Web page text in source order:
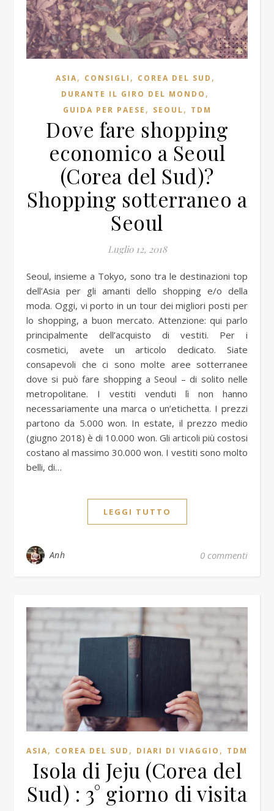
ASIA, CONSIGLI , COREA DEL SUD ,
DURANTE IL GIRO DEL MONDO ,
GUIDA PER PAESE , SEOUL, TDM
Dove fare shopping
economico a Seoul
(Corea del Sud)?
Shopping sotterraneo a
Seoul
Luglio 12, 2018
Seoul, insieme a Tokyo, sono tra le destinazioni top
dell’Asia per gli amanti dello shopping e/o della
moda. Oggi, vi porto in un tour dei migliori posti per
lo shopping, a buon mercato. Attenzione: qui parlo
principalmente dell’acquisto di vestiti. Per i
cosmetici, avete un articolo dedicato. Siate
consapevoli che ci sono molte aree sotterranee
dove si può fare shopping a Seoul – di solito nelle
metropolitane. I vestiti venduti lì non hanno
necessariamente una marca o un’etichetta. I prezzi
partono da 5.000 won. In estate, il prezzo medio
(giugno 2018) è di 10.000 won. Gli articoli più costosi
costano al massimo 30.000 won. I vestiti sono molto
belli, di…
LEGGI TUTTO
Anh 0 commenti
ASIA, COREA DEL SUD , DIARI DI VIAGGIO , TDM
Isola di Jeju (Corea del
Sud) : 3° giorno di visita